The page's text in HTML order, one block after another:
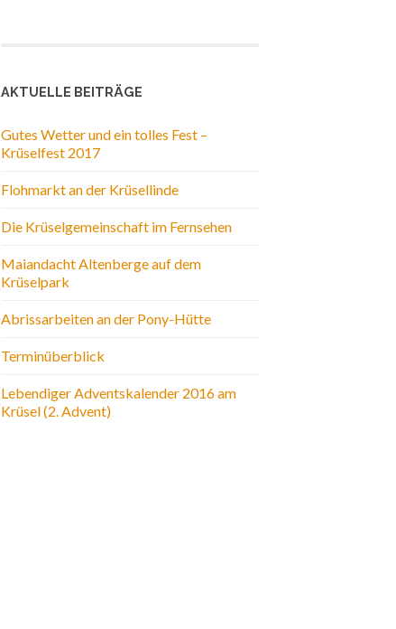
AKTUELLE BEITRÄGE
Gutes Wetter und ein tolles Fest –
Krüselfest 2017
Flohmarkt an der Krüsellinde
Die Krüselgemeinschaft im Fernsehen
Maiandacht Altenberge auf dem
Krüselpark
Abrissarbeiten an der Pony-Hütte
Terminüberblick
Lebendiger Adventskalender 2016 am
Krüsel (2. Advent)